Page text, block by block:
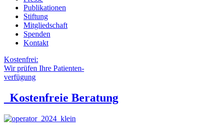
Publikationen
Stiftung
Mitgliedschaft
Spenden
Kontakt
Kostenfrei:
Wir prüfen Ihre Patienten-
verfügung
Kostenfreie Beratung